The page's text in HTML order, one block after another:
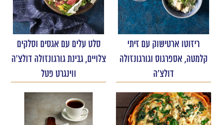
ריזוטו ארטישוק עם זיתי
קלמטה, אספרגוס וגורגונזולה
דולצ'ה
סלט עלים עם אגסים וסלקים
צלויים, גבינת גורגונזולה דולצ'ה
ווינגרט פטל